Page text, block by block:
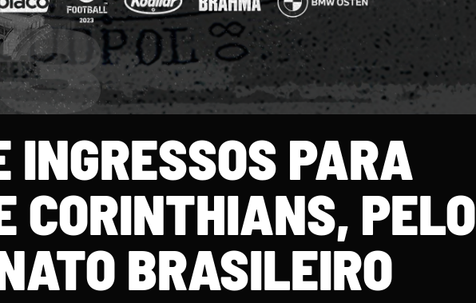
INGRESSOS PARA
CORINTHIANS, PELO
BRASILEIRO